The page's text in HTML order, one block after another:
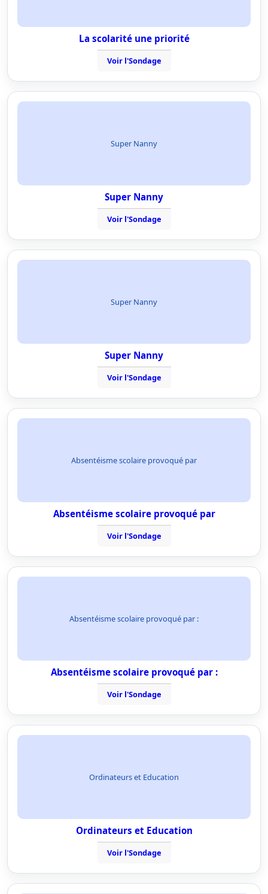
La scolarité une priorité
Voir l'Sondage
Super Nanny
Super Nanny
Voir l'Sondage
Super Nanny
Super Nanny
Voir l'Sondage
Absentéisme scolaire provoqué par
Absentéisme scolaire provoqué par
Voir l'Sondage
Absentéisme scolaire provoqué par :
Absentéisme scolaire provoqué par :
Voir l'Sondage
Ordinateurs et Education
Ordinateurs et Education
Voir l'Sondage